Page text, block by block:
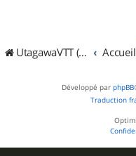
UtagawaVTT (Randos VTT et VTTAE avec traces GPS)
Développé par phpBB
Traduction